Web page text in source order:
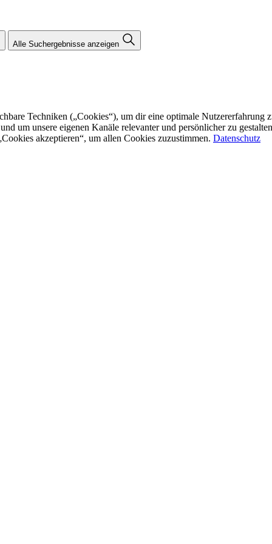
Alle Suchergebnisse anzeigen
Techniken („Cookies“), um dir eine optimale Nutzererfahrung
um unsere eigenen Kanäle relevanter und persönlicher zu
akzeptieren“, um allen Cookies zuzustimmen. Datenschutz